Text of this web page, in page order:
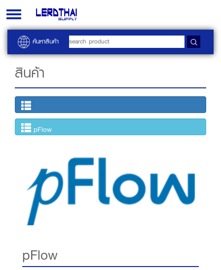
Toggle
navigation
ค้นหาสินค้า
สินค้า
pFlow
pFlow